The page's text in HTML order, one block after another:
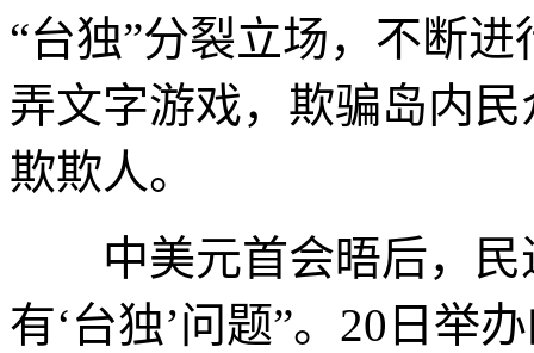
“台独”分裂立场，不断
弄文字游戏，欺骗岛内
欺欺人。
中美元首会晤后，民
有‘台独’问题”。20日举